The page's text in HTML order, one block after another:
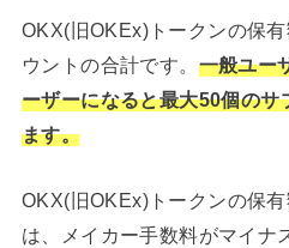
OKX(旧OKEx)トークンの保
ウントの合計です。 一般ユー
ーザーになると最大50個のサ
ます。
OKX(旧OKEx)トークンの保
は、メイカー手数料がマイナ